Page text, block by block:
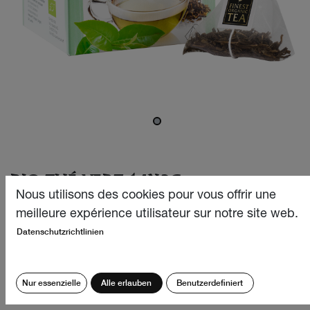
BIO THÉ VERT 14X2G
Ce thé vert bio rafraîchissant et vivifiant provient des
pour les amateurs de thé vert!
CHF6.40
Nous utilisons des cookies pour vous offrir une
meilleure expérience utilisateur sur notre site web.
Datenschutzrichtlinien
Nur essenzielle Alle erlauben Benutzerdefiniert